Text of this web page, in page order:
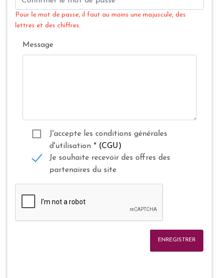
Pour le mot de passe, il faut au moins une majuscule, des
lettres et des chiffres.
Message
J'accepte les conditions générales
d'utilisation * (CGU)
Je souhaite recevoir des offres des
partenaires du site
ENREGISTRER